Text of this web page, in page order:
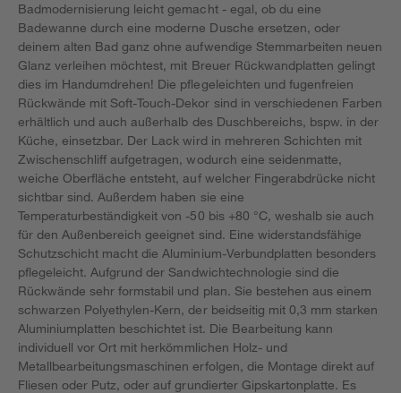
Badmodernisierung leicht gemacht - egal, ob du eine
Badewanne durch eine moderne Dusche ersetzen, oder
deinem alten Bad ganz ohne aufwendige Stemmarbeiten neuen
Glanz verleihen möchtest, mit Breuer Rückwandplatten gelingt
dies im Handumdrehen! Die pflegeleichten und fugenfreien
Rückwände mit Soft-Touch-Dekor sind in verschiedenen Farben
erhältlich und auch außerhalb des Duschbereichs, bspw. in der
Küche, einsetzbar. Der Lack wird in mehreren Schichten mit
Zwischenschliff aufgetragen, wodurch eine seidenmatte,
weiche Oberfläche entsteht, auf welcher Fingerabdrücke nicht
sichtbar sind. Außerdem haben sie eine
Temperaturbeständigkeit von -50 bis +80 °C, weshalb sie auch
für den Außenbereich geeignet sind. Eine widerstandsfähige
Schutzschicht macht die Aluminium-Verbundplatten besonders
pflegeleicht. Aufgrund der Sandwichtechnologie sind die
Rückwände sehr formstabil und plan. Sie bestehen aus einem
schwarzen Polyethylen-Kern, der beidseitig mit 0,3 mm starken
Aluminiumplatten beschichtet ist. Die Bearbeitung kann
individuell vor Ort mit herkömmlichen Holz- und
Metallbearbeitungsmaschinen erfolgen, die Montage direkt auf
Fliesen oder Putz, oder auf grundierter Gipskartonplatte. Es